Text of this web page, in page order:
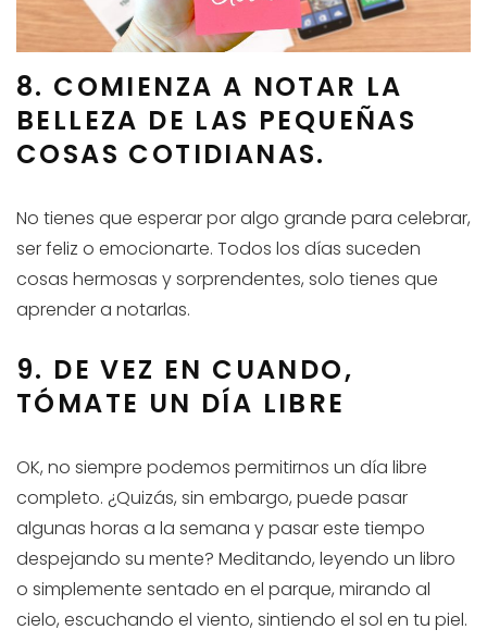
8. COMIENZA A NOTAR LA
BELLEZA DE LAS PEQUEÑAS
COSAS COTIDIANAS.
No tienes que esperar por algo grande para celebrar,
ser feliz o emocionarte. Todos los días suceden
cosas hermosas y sorprendentes, solo tienes que
aprender a notarlas.
9. DE VEZ EN CUANDO,
TÓMATE UN DÍA LIBRE
OK, no siempre podemos permitirnos un día libre
completo. ¿Quizás, sin embargo, puede pasar
algunas horas a la semana y pasar este tiempo
despejando su mente? Meditando, leyendo un libro
o simplemente sentado en el parque, mirando al
cielo, escuchando el viento, sintiendo el sol en tu piel.